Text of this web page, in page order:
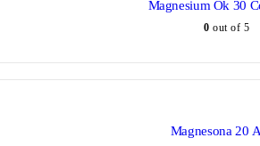
Magnesium Ok 30
0 out of 5
Magnesona 20